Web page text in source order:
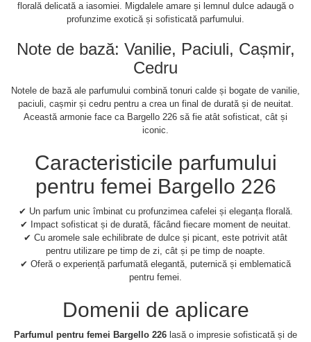
florală delicată a iasomiei. Migdalele amare și lemnul dulce adaugă o
profunzime exotică și sofisticată parfumului.
Note de bază: Vanilie, Paciuli, Cașmir,
Cedru
Notele de bază ale parfumului combină tonuri calde și bogate de vanilie,
paciuli, cașmir și cedru pentru a crea un final de durată și de neuitat.
Această armonie face ca Bargello 226 să fie atât sofisticat, cât și
iconic.
Caracteristicile parfumului
pentru femei Bargello 226
✔ Un parfum unic îmbinat cu profunzimea cafelei și eleganța florală.
✔ Impact sofisticat și de durată, făcând fiecare moment de neuitat.
✔ Cu aromele sale echilibrate de dulce și picant, este potrivit atât
pentru utilizare pe timp de zi, cât și pe timp de noapte.
✔ Oferă o experiență parfumată elegantă, puternică și emblematică
pentru femei.
Domenii de aplicare
Parfumul pentru femei Bargello 226 lasă o impresie sofisticată și de